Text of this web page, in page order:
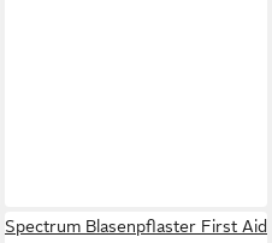
Spectrum Blasenpflaster First Aid